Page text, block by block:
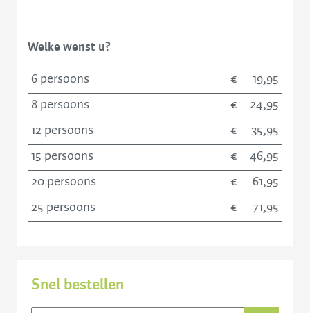
Welke wenst u?
6 persoons
19,95
8 persoons
24,95
12 persoons
35,95
15 persoons
46,95
20 persoons
61,95
25 persoons
71,95
Snel bestellen